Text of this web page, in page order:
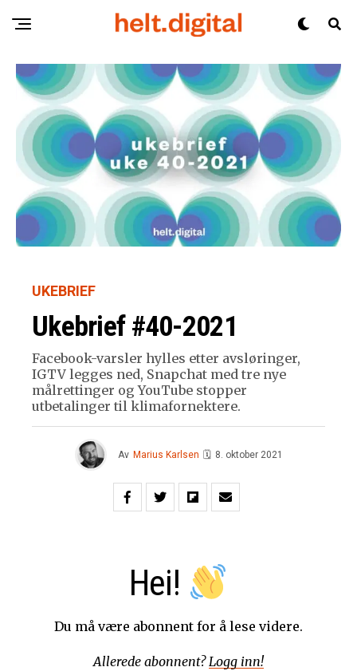
UKEBRIEF
Ukebrief #40-2021
Facebook-varsler hylles etter avsløringer,
IGTV legges ned, Snapchat med tre nye
målrettinger og YouTube stopper
utbetalinger til klimafornektere.
Av Marius Karlsen 🗓 8. oktober 2021
Hei!
Du må være abonnent for å lese videre.
Allerede abonnent?Logg inn!